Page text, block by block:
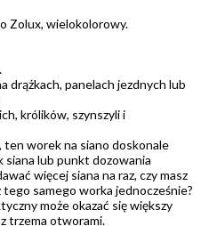
Zolux, wielokolorowy.
drążkach, panelach jezdnych lub
królików, szynszyli i
ten worek na siano doskonale
siana lub punkt dozowania
więcej siana na raz, czy masz
samego worka jednocześnie?
może okazać się większy
trzema otworami.